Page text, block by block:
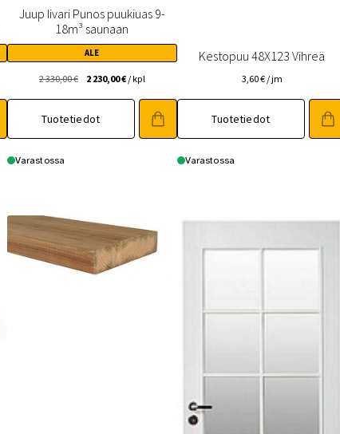
Juup Iivari Punos puukiuas 9-
18m³ saunaan
ALE
2 330,00€ Alkuperäinen
2
330,00 €.
2 230,00€Nykyinen
230,00 €.
/ kpl
Tuotetiedot
Varastossa
Kestopuu 48X123 Vihreä
3,60€ / jm
Tuotetiedot
Varastossa